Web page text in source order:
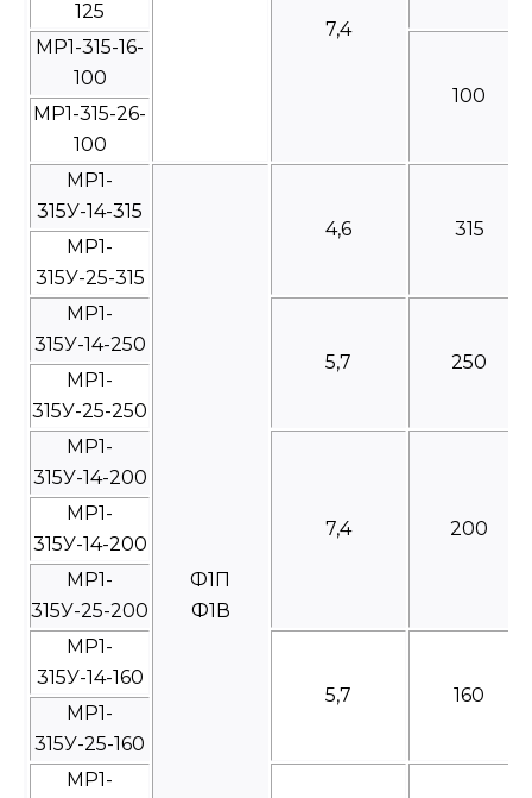
7,4
125
МР1-315-16-
100
100
МР1-315-26-
100
МР1-
315У-14-315
Ф1П
Ф1В
4,6 315
МР1-
315У-25-315
МР1-
315У-14-250
5,7 250
МР1-
315У-25-250
МР1-
315У-14-200
7,4 200
МР1-
315У-14-200
МР1-
315У-25-200
МР1-
315У-14-160
5,7 160
МР1-
315У-25-160
МР1-